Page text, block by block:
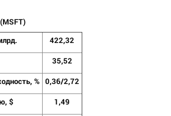
422,32
35,52
% 0,36/2,72
$ 1,49